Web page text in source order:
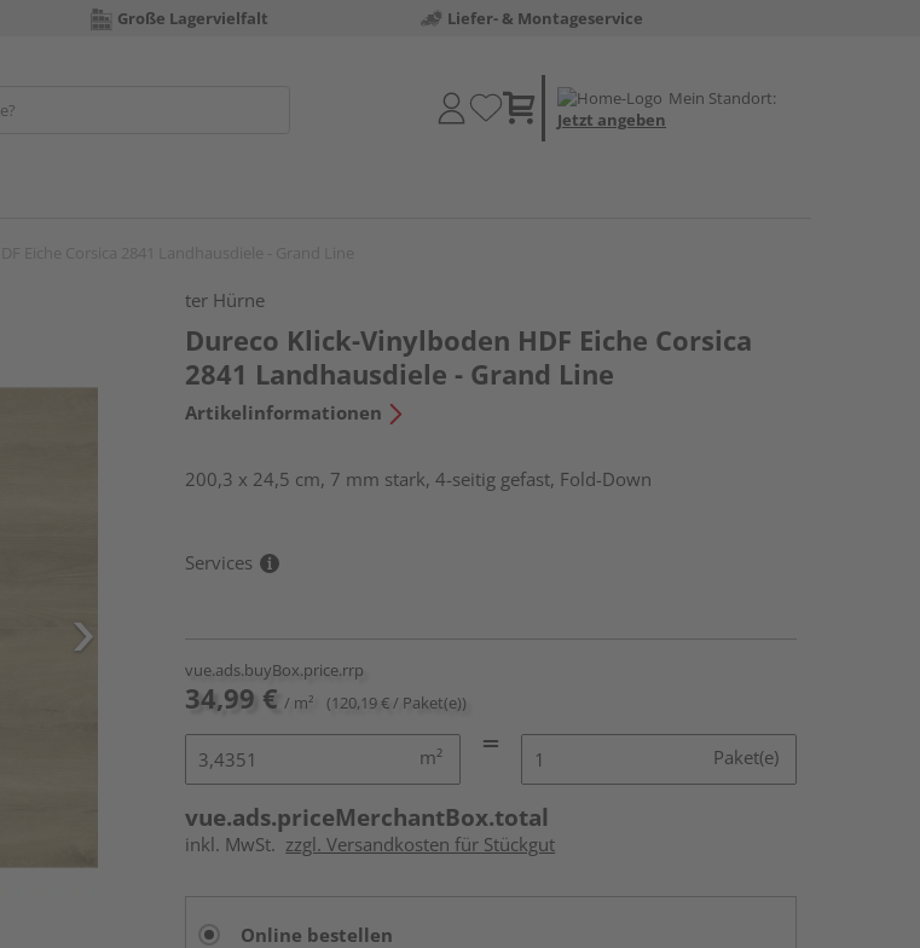
Große Lagervielfalt Liefer- & Montageservice
Mein Standort:
Jetzt angeben
ter Hürne
Dureco Klick-Vinylboden HDF Eiche Corsica
2841 Landhausdiele - Grand Line
Artikelinformationen
200,3 x 24,5 cm, 7 mm stark, 4-seitig gefast, Fold-Down
Services
vue.ads.buyBox.price.rrp
34,99 € / m² (120,19 € / Paket(e))
m² Paket(e)
vue.ads.priceMerchantBox.total
inkl. MwSt. zzgl. Versandkosten für Stückgut
Online bestellen